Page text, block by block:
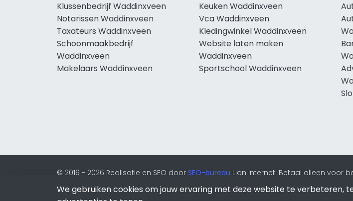
Klussenbedrijf Waddinxveen
Notarissen Waddinxveen
Taxateurs Waddinxveen
Schoonmaakbedrijf
Waddinxveen
Makelaars Waddinxveen
Keuken Waddinxveen
Vca Waddinxveen
Kledingwinkel Waddinxveen
Website laten maken
Waddinxveen
Sportschool Waddinxveen
© 2019 - 2026 Realisatie en SEO door SEO-bureau Lion Internet. Betaal alleen voor
onderdeel van Lion Internet.
Beeldcredits
We gebruiken cookies om jouw ervaring met deze website te verbeteren,